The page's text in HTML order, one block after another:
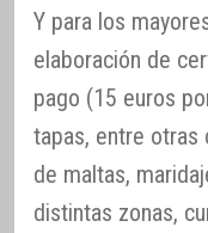
Y para los
elaboración de
pago (15 euros
tapas, entre otras
de maltas,
distintas zonas,